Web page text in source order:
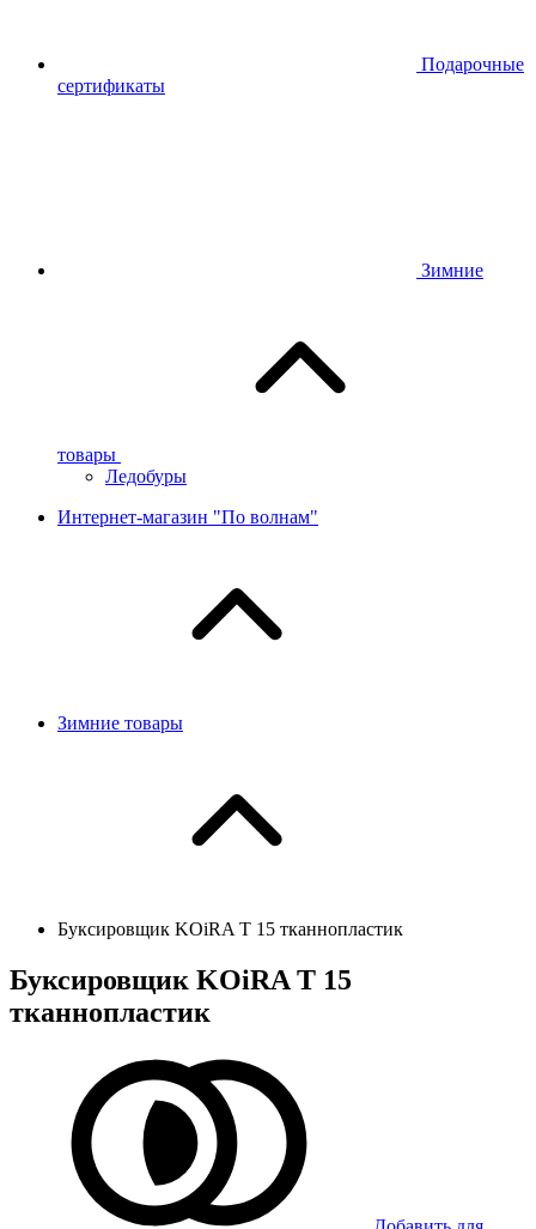
Подарочные
сертификаты
Зимние
товары
Ледобуры
Интернет-магазин "По волнам"
Зимние товары
Буксировщик KOiRA T 15 тканнопластик
Буксировщик KOiRA T 15
тканнопластик